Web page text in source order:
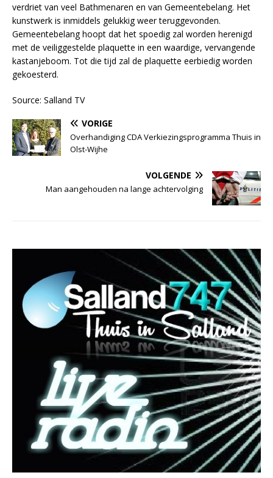
verdriet van veel Bathmenaren en van Gemeentebelang. Het
kunstwerk is inmiddels gelukkig weer teruggevonden.
Gemeentebelang hoopt dat het spoedig zal worden herenigd
met de veiliggestelde plaquette in een waardige, vervangende
kastanjeboom. Tot die tijd zal de plaquette eerbiedig worden
gekoesterd.
Source: Salland TV
VORIGE
Overhandiging CDA Verkiezingsprogramma Thuis in
Olst-Wijhe
VOLGENDE
Man aangehouden na lange achtervolging